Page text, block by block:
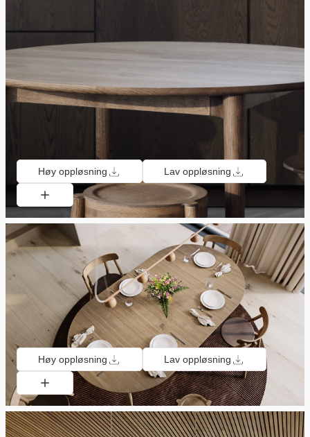
Høy oppløsning Lav oppløsning
Høy oppløsning Lav oppløsning